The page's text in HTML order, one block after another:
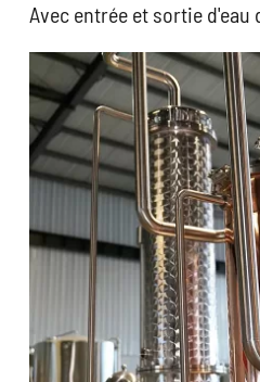
Avec entrée et sortie